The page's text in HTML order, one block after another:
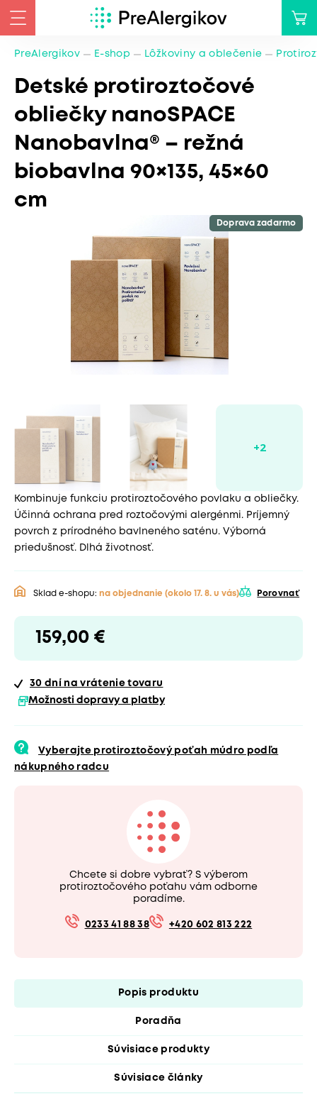
PreAlergikov E-shop Lôžkoviny a oblečenie
Detské protiroztočové
obliečky nanoSPACE
Nanobavlna® – režná
biobavlna 90×135, 45×60
cm
Doprava zadarmo
Kombinuje funkciu protiroztočového povlaku a obliečky.
Účinná ochrana pred roztočovými alergénmi. Príjemný
povrch z prírodného bavlneného saténu. Výborná
priedušnosť. Dlhá životnosť.
Sklad e-shopu: na objednanie (okolo 17. 8. u vás) Porovnať
159,00 €
30 dní na vrátenie tovaru
Možnosti dopravy a platby
Vyberajte protiroztočový poťah múdro podľa
nákupného radcu
Chcete si dobre vybrať? S výberom
protiroztočového poťahu vám odborne
poradíme.
0233 41 88 38 +420 602 813 222
Popis produktu
Poradňa
Súvisiace produkty
Súvisiace články